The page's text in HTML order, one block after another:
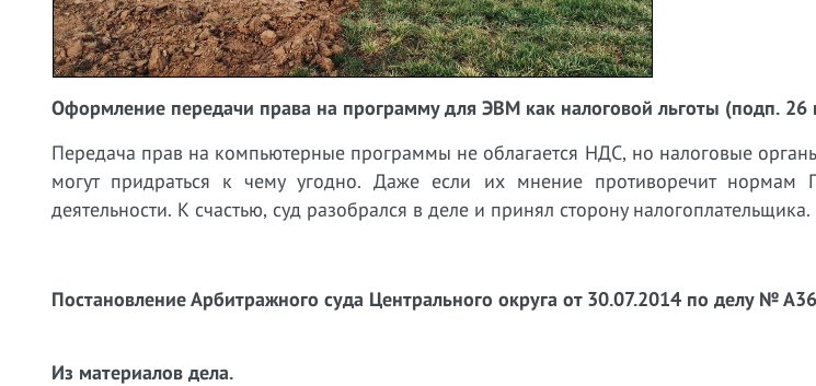
Оформление передачи права на программу для ЭВМ как налоговой льготы (подп.
Передача прав на компьютерные программы не облагается НДС, но налоговые
могут придраться к чему угодно. Даже если их мнение противоречит нормам
деятельности. К счастью, суд разобрался в деле и принял сторону налогоплательщика.
Постановление Арбитражного суда Центрального округа от 30.07.2014 по делу №
Из материалов дела.